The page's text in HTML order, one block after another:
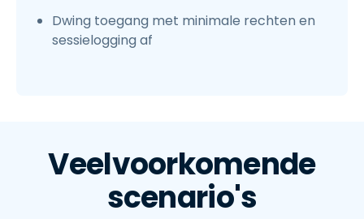
Dwing toegang met minimale rechten en
sessielogging af
Veelvoorkomende
scenario's